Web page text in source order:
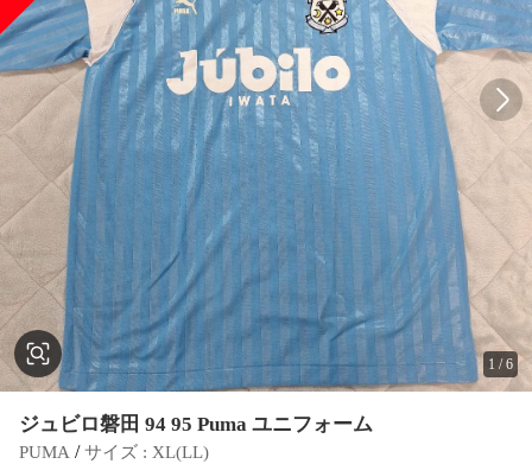
1 /6
ジュビロ磐田 94 95 Puma ユニフォーム
PUMA / サイズ : XL(LL)